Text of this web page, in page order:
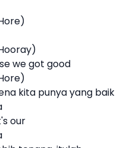
we got good
kita punya yang baik
our